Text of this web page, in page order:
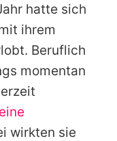
hatte sich
ihrem
Beruflich
momentan
eine
wirkten sie